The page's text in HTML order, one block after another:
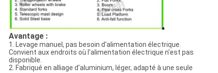
Avantage :
1. Levage manuel, pas besoin d'alimentation électrique.
Convient aux endroits où l'alimentation électrique n'est pas
disponible.
2. Fabriqué en alliage d'aluminium, léger, adapté à une seule